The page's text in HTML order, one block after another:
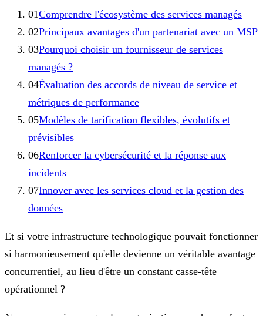
01Comprendre l'écosystème des services managés
02Principaux avantages d'un partenariat avec un MSP
03Pourquoi choisir un fournisseur de services
managés ?
04Évaluation des accords de niveau de service et
métriques de performance
05Modèles de tarification flexibles, évolutifs et
prévisibles
06Renforcer la cybersécurité et la réponse aux
incidents
07Innover avec les services cloud et la gestion des
données
Et si votre infrastructure technologique pouvait fonctionner
si harmonieusement qu'elle devienne un véritable avantage
concurrentiel, au lieu d'être un constant casse-tête
opérationnel ?